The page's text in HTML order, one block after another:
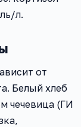
л.
от
Белый хлеб
чечевица (ГИ